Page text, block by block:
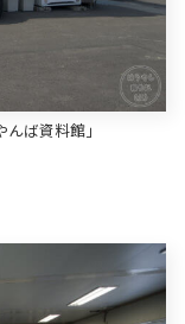
ば資料館」